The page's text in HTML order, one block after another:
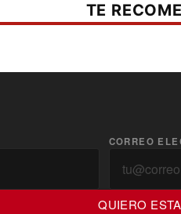
TE
CORREO
QUIERO